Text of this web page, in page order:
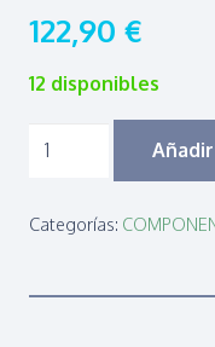
122,90 €
12 disponibles
Disco
Categorías: